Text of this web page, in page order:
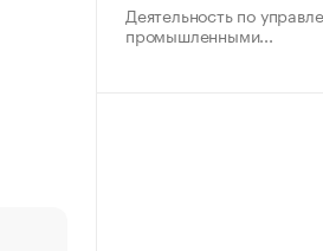
Деятельность по
промышленными...